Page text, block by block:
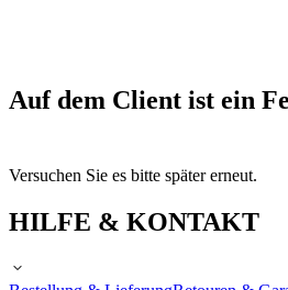
Auf dem Client ist ein
Versuchen Sie es bitte später erneut.
HILFE & KONTAKT